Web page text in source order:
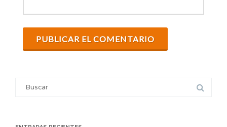
Search